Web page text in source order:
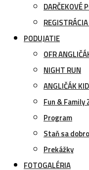
DARČEKOVÉ
PODUJATIE
OFR
NIGHT RUN
ANGLIČÁK
Fun & Family
Program
Staň sa
Prekážky
FOTOGALÉRIA